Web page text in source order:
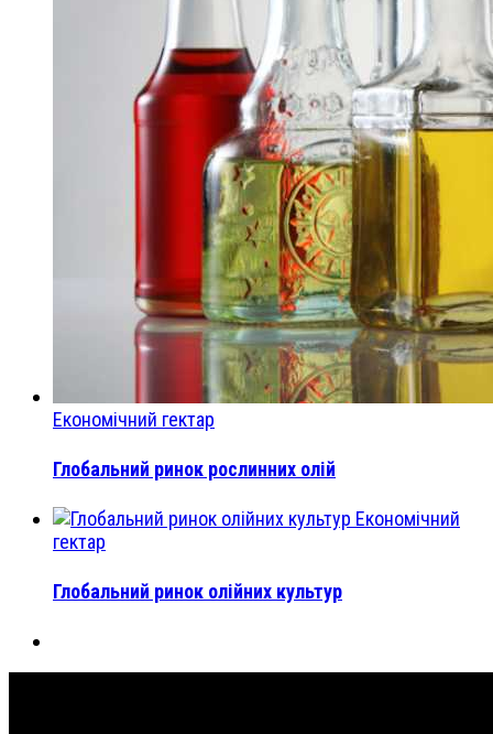
Економічний гектар
Глобальний ринок рослинних олій
Економічний
гектар
Глобальний ринок олійних культур